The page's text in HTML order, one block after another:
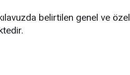
belirtilen genel ve özel
.